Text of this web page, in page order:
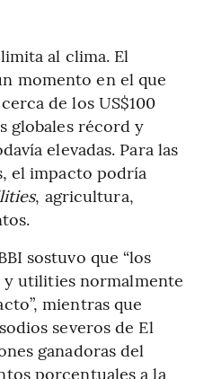
al clima. El
momento en el que
de los US$100
globales récord y
elevadas. Para las
el impacto podría
, agricultura,
sostuvo que “los
utilities normalmente
mientras que
severos de El
ganadoras del
porcentuales a la